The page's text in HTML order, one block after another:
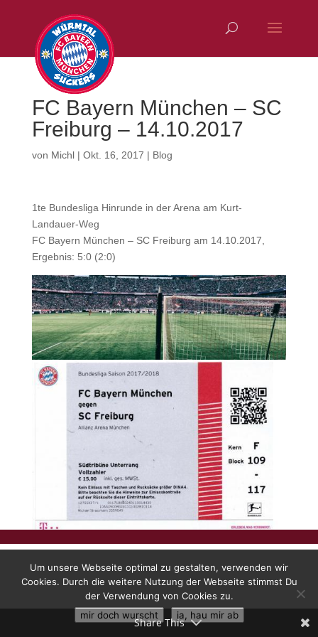
FC Bayern München – SC
Freiburg – 14.10.2017
von Michl| Okt. 16, 2017 | Blog
1te Bundesliga Hinrunde in der Arena am Kurt-
Landauer-Weg
FC Bayern München – SC Freiburg am 14.10.2017,
Ergebnis: 5:0 (2:0)
Share This
Um unsere Webseite optimal zu gestalten, verwenden wir
Cookies. Durch die weitere Nutzung der Webseite stimmst Du
der Verwendung von Cookies zu.
mir doch wurscht
ja, hau mir ab